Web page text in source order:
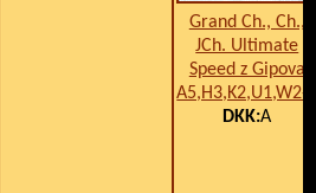
Grand Ch., Ch.,
JCh. Ultimate
Speed z Gipova
A5,H3,K2,U1,W2-
DKK:A